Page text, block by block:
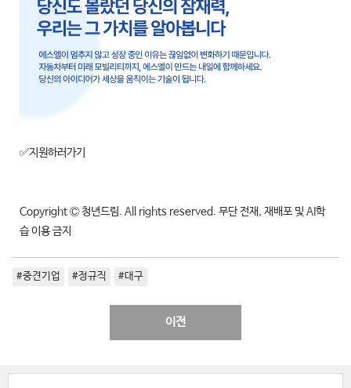
✅지원하러가기
Copyright Ⓒ 청년드림. All rights reserved. 무단 전재, 재배포 및 AI학
습 이용 금지
#중견기업 #정규직 #대구
이전